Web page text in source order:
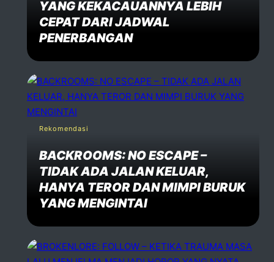
YANG KEKACAUANNYA LEBIH
CEPAT DARI JADWAL
PENERBANGAN
Rekomendasi
BACKROOMS: NO ESCAPE –
TIDAK ADA JALAN KELUAR,
HANYA TEROR DAN MIMPI BURUK
YANG MENGINTAI